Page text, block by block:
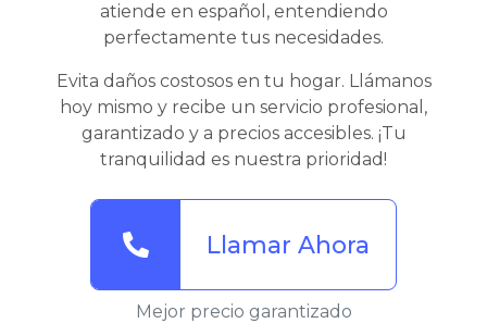
atiende en español, entendiendo
perfectamente tus necesidades.
Evita daños costosos en tu hogar. Llámanos
hoy mismo y recibe un servicio profesional,
garantizado y a precios accesibles. ¡Tu
tranquilidad es nuestra prioridad!
Llamar Ahora
Mejor precio garantizado